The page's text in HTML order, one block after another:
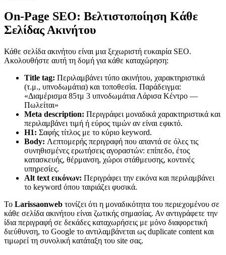
On-Page SEO: Βελτιστοποίηση Κάθε
Σελίδας Ακινήτου
Κάθε σελίδα ακινήτου είναι μια ξεχωριστή ευκαιρία SEO.
Ακολουθήστε αυτή τη δομή για κάθε καταχώρηση:
Title tag: Περιλαμβάνει τύπο ακινήτου, χαρακτηριστικά
(τ.μ., υπνοδωμάτια) και τοποθεσία. Παράδειγμα:
«Διαμέρισμα 85τμ 3 υπνοδωμάτια Λάρισα Κέντρο —
Πωλείται»
Meta description: Περιγράφει μοναδικά χαρακτηριστικά και
περιλαμβάνει τιμή ή εύρος τιμών αν είναι εφικτό.
H1: Σαφής τίτλος με το κύριο keyword.
Body: Λεπτομερής περιγραφή που απαντά σε όλες τις
συνηθισμένες ερωτήσεις αγοραστών: επίπεδο, έτος
κατασκευής, θέρμανση, χώροι στάθμευσης, κοντινές
υπηρεσίες.
Alt text εικόνων: Περιγράφει την εικόνα και περιλαμβάνει
το keyword όπου ταιριάζει φυσικά.
Το Larissaonweb τονίζει ότι η μοναδικότητα του περιεχομένου σε
κάθε σελίδα ακινήτου είναι ζωτικής σημασίας. Αν αντιγράφετε την
ίδια περιγραφή σε δεκάδες καταχωρήσεις με μόνο διαφορετική
διεύθυνση, το Google το αντιλαμβάνεται ως duplicate content και
τιμωρεί τη συνολική κατάταξη του site σας.